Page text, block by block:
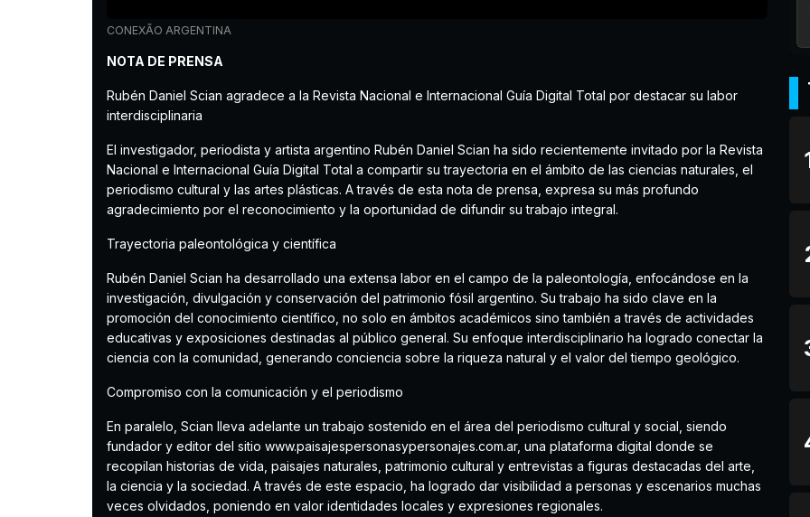
CONEXÃO ARGENTINA
NOTA DE PRENSA
Rubén Daniel Scian agradece a la Revista Nacional e Internacional Guía Digital Total por destacar su labor
interdisciplinaria
El investigador, periodista y artista argentino Rubén Daniel Scian ha sido recientemente invitado por la Revista
Nacional e Internacional Guía Digital Total a compartir su trayectoria en el ámbito de las ciencias naturales, el
periodismo cultural y las artes plásticas. A través de esta nota de prensa, expresa su más profundo
agradecimiento por el reconocimiento y la oportunidad de difundir su trabajo integral.
Trayectoria paleontológica y científica
Rubén Daniel Scian ha desarrollado una extensa labor en el campo de la paleontología, enfocándose en la
investigación, divulgación y conservación del patrimonio fósil argentino. Su trabajo ha sido clave en la
promoción del conocimiento científico, no solo en ámbitos académicos sino también a través de actividades
educativas y exposiciones destinadas al público general. Su enfoque interdisciplinario ha logrado conectar la
ciencia con la comunidad, generando conciencia sobre la riqueza natural y el valor del tiempo geológico.
Compromiso con la comunicación y el periodismo
En paralelo, Scian lleva adelante un trabajo sostenido en el área del periodismo cultural y social, siendo
fundador y editor del sitio www.paisajespersonasypersonajes.com.ar, una plataforma digital donde se
recopilan historias de vida, paisajes naturales, patrimonio cultural y entrevistas a figuras destacadas del arte,
la ciencia y la sociedad. A través de este espacio, ha logrado dar visibilidad a personas y escenarios muchas
veces olvidados, poniendo en valor identidades locales y expresiones regionales.